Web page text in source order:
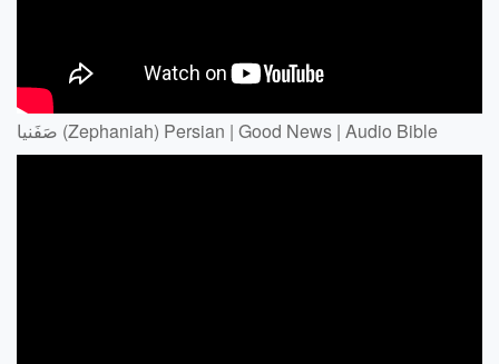
صَفَنيا (Zephaniah) Persian | Good News | Audio Bible